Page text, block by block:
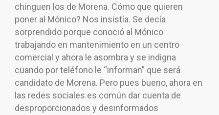
chinguen los de Morena. Cómo que quieren
poner al Mónico? Nos insistía. Se decía
sorprendido porque conoció al Mónico
trabajando en mantenimiento en un centro
comercial y ahora le asombra y se indigna
cuando por teléfono le “informan” que será
candidato de Morena. Pero pues bueno, ahora en
las redes sociales es común dar cuenta de
desproporcionados y desinformados